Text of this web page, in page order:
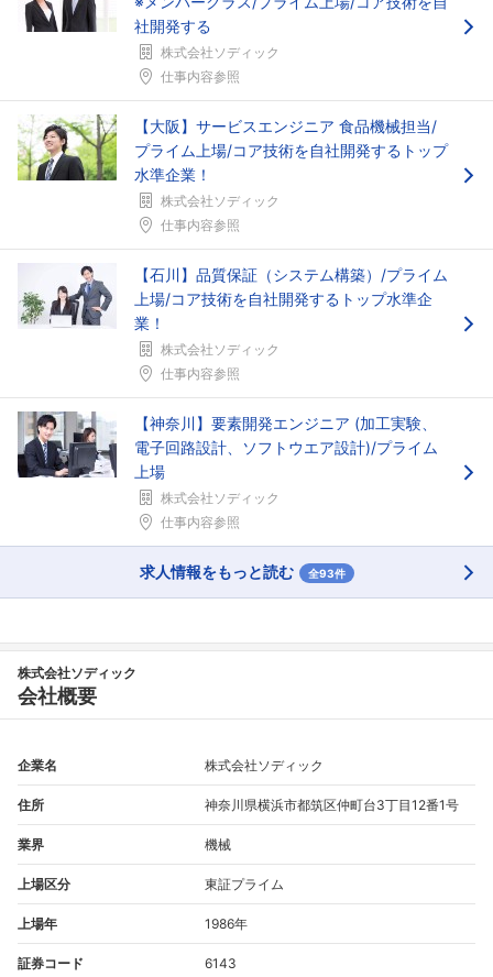
社開発する
株式会社ソディック
仕事内容参照
【大阪】サービスエンジニア 食品機械担当/
プライム上場/コア技術を自社開発するトップ
水準企業！
株式会社ソディック
仕事内容参照
【石川】品質保証（システム構築）/プライム
上場/コア技術を自社開発するトップ水準企
業！
株式会社ソディック
仕事内容参照
【神奈川】要素開発エンジニア (加工実験、
電子回路設計、ソフトウエア設計)/プライム
上場
株式会社ソディック
仕事内容参照
求人情報をもっと読む 全93件
株式会社ソディック
会社概要
企業名 株式会社ソディック
住所 神奈川県横浜市都筑区仲町台3丁目12番1号
業界 機械
上場区分 東証プライム
上場年 1986年
証券コード 6143